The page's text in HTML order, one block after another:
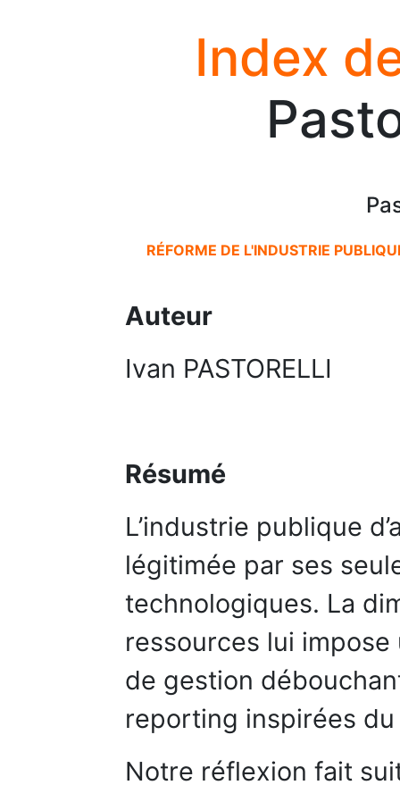
Index
RÉFORME DE L'INDUSTRIE
Auteur
Ivan PASTORELLI
Résumé
L’industrie publique
légitimée par ses
technologiques. La
ressources lui
de gestion
reporting inspirées
Notre réflexion fait